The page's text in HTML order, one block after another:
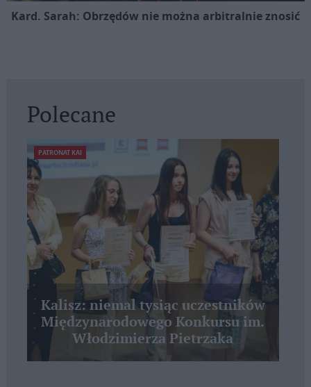
Kard. Sarah: Obrzędów nie można arbitralnie znosić
Polecane
PATRONAT KAI
Kalisz: niemal tysiąc uczestników
Międzynarodowego Konkursu im.
Włodzimierza Pietrzaka